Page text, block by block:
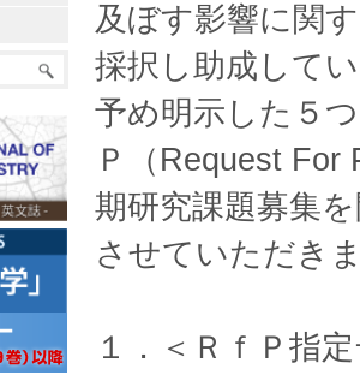
及ぼす影響に関
採択し助成して
予め明示した５
Ｐ（Request For
期研究課題募集
させていただき
１．＜ＲｆＰ指